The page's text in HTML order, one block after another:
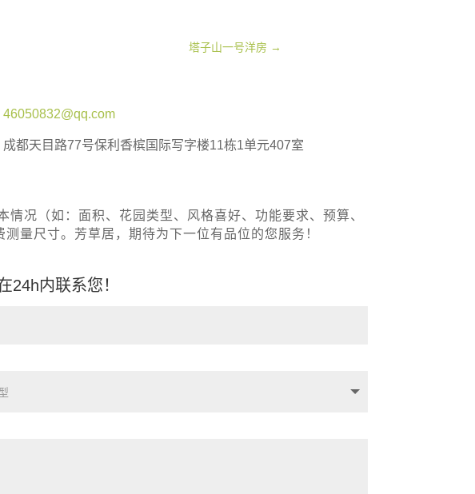
塔子山一号洋房 →
46050832@qq.com
成都天目路77号保利香槟国际写字楼11栋1单元407室
况（如：面积、花园类型、风格喜好、功能要求、预算、
量尺寸。芳草居，期待为下一位有品位的您服务！
24h内联系您！